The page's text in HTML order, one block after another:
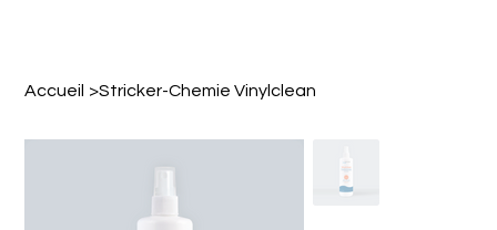
Accueil >Stricker-Chemie Vinylclean